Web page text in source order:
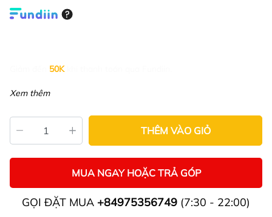
50K
Xem thêm
THÊM VÀO GIỎ
MUA NGAY HOẶC TRẢ GÓP
GỌI ĐẶT MUA +84975356749 (7:30 - 22:00)